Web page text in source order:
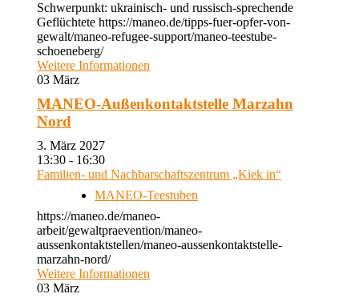
Schwerpunkt: ukrainisch- und russisch-sprechende
Geflüchtete https://maneo.de/tipps-fuer-opfer-von-
gewalt/maneo-refugee-support/maneo-teestube-
schoeneberg/
Weitere Informationen
03 März
MANEO-Außenkontaktstelle Marzahn
Nord
3. März 2027
13:30 - 16:30
Familien- und Nachbarschaftszentrum „Kiek in“
MANEO-Teestuben
https://maneo.de/maneo-
arbeit/gewaltpraevention/maneo-
aussenkontaktstellen/maneo-aussenkontaktstelle-
marzahn-nord/
Weitere Informationen
03 März